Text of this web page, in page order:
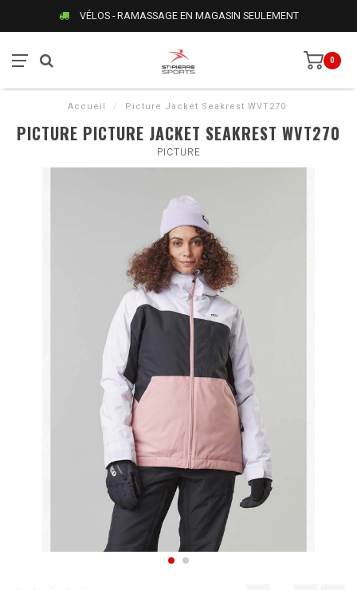
VÉLOS - RAMASSAGE EN MAGASIN SEULEMENT
0
Accueil / Picture Jacket Seakrest WVT270
PICTURE PICTURE JACKET SEAKREST WVT270
PICTURE